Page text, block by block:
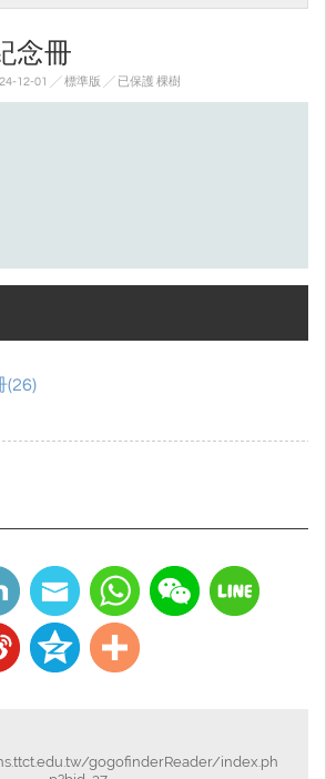
念冊
12-01 ╱ 標準版 ╱ 已保護 棵樹
(26)
gogofinderReader/index.ph